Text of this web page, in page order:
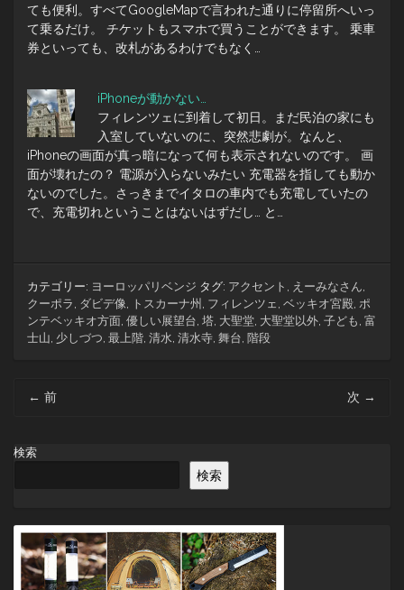
ても便利。すべてGoogleMapで言われた通りに停留所へいっ
て乗るだけ。 チケットもスマホで買うことができます。 乗車
券といっても、改札があるわけでもなく…
iPhoneが動かない…
フィレンツェに到着して初日。まだ民泊の家にも
入室していないのに、突然悲劇が。なんと、
iPhoneの画面が真っ暗になって何も表示されないのです。 画
面が壊れたの？ 電源が入らないみたい 充電器を指しても動か
ないのでした。さっきまでイタロの車内でも充電していたの
で、充電切れということはないはずだし… と…
カテゴリー: ヨーロッパリベンジ タグ: アクセント , えーみなさん,
クーポラ , ダビデ像, トスカーナ州 , フィレンツェ , ベッキオ宮殿, ポ
ンテベッキオ方面, 優しい展望台, 塔, 大聖堂, 大聖堂以外, 子ども , 富
士山, 少しづつ, 最上階, 清水, 清水寺, 舞台, 階段
ビ
ゲ
← 前 次 →
検索
検索